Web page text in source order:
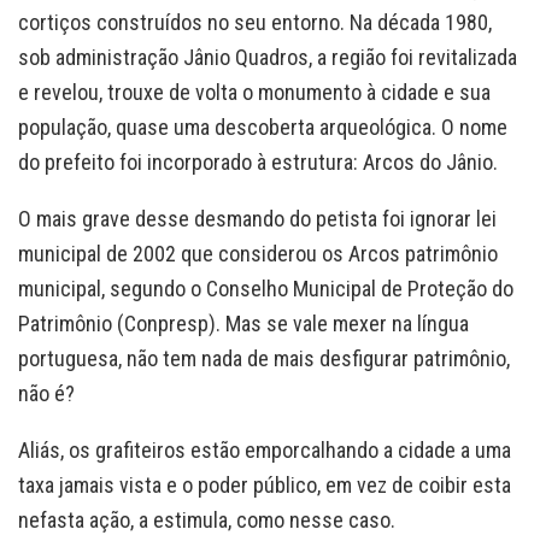
cortiços construídos no seu entorno. Na década 1980,
sob administração Jânio Quadros, a região foi revitalizada
e revelou, trouxe de volta o monumento à cidade e sua
população, quase uma descoberta arqueológica. O nome
do prefeito foi incorporado à estrutura: Arcos do Jânio.
O mais grave desse desmando do petista foi ignorar lei
municipal de 2002 que considerou os Arcos patrimônio
municipal, segundo o Conselho Municipal de Proteção do
Patrimônio (Conpresp). Mas se vale mexer na língua
portuguesa, não tem nada de mais desfigurar patrimônio,
não é?
Aliás, os grafiteiros estão emporcalhando a cidade a uma
taxa jamais vista e o poder público, em vez de coibir esta
nefasta ação, a estimula, como nesse caso.